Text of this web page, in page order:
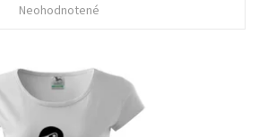
Neohodnotené